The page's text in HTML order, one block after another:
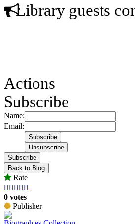
Library guests
Actions
Subscribe
Name:
Email:
Subscribe
Back to Blog
Rate
    
0 votes
Publisher